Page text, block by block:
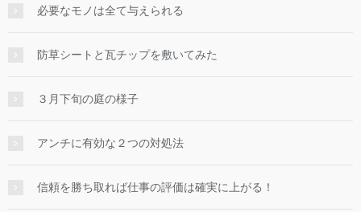
必要なモノは全て与えられる
防草シートと瓦チップを敷いてみた
３月下旬の庭の様子
アンチに有効な２つの対処法
信頼を勝ち取れば仕事の評価は確実に上がる！